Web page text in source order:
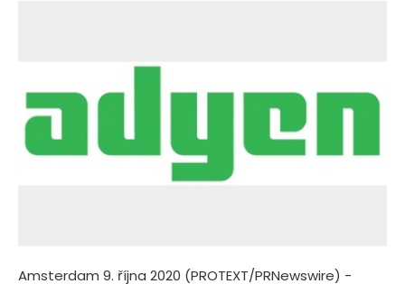
Amsterdam 9. října 2020 (PROTEXT/PRNewswire) -